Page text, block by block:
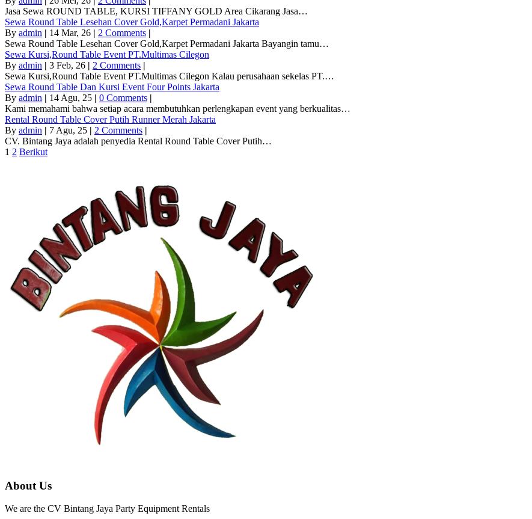
Jasa Sewa ROUND TABLE, KURSI TIFFANY GOLD Area Cikarang Jasa…
Sewa Round Table Lesehan Cover Gold,Karpet Permadani Jakarta
By admin | 14 Mar, 26 | 2 Comments |
Sewa Round Table Lesehan Cover Gold,Karpet Permadani Jakarta Bayangin tamu…
Sewa Kursi,Round Table Event PT.Multimas Cilegon
By admin | 3 Feb, 26 | 2 Comments |
Sewa Kursi,Round Table Event PT.Multimas Cilegon Kalau perusahaan sekelas PT.…
Sewa Round Table Dan Kursi Event Four Points Jakarta
By admin | 14 Agu, 25 | 0 Comments |
Kami memahami bahwa setiap acara membutuhkan perlengkapan event yang berkualitas…
Rental Round Table Cover Putih Runner Merah Jakarta
By admin | 7 Agu, 25 | 2 Comments |
CV. Bintang Jaya adalah penyedia Rental Round Table Cover Putih…
1 2 Berikut
About Us
We are the CV Bintang Jaya Party Equipment Rentals